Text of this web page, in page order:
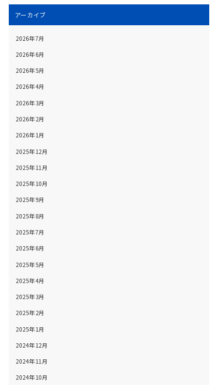
アーカイブ
2026年7月
2026年6月
2026年5月
2026年4月
2026年3月
2026年2月
2026年1月
2025年12月
2025年11月
2025年10月
2025年9月
2025年8月
2025年7月
2025年6月
2025年5月
2025年4月
2025年3月
2025年2月
2025年1月
2024年12月
2024年11月
2024年10月